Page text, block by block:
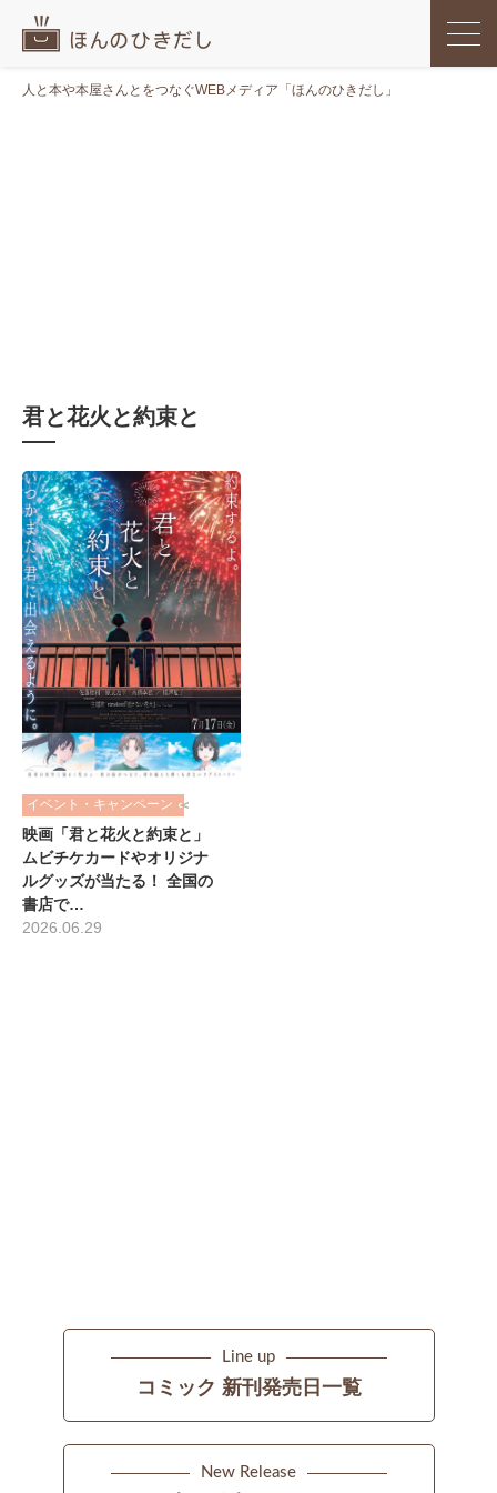
人と本や本屋さんとをつなぐWEBメディア「ほんのひきだし」
君と花火と約束と
イベント・キャンペーン
映画「君と花火と約束と」
ムビチケカードやオリジナ
ルグッズが当たる！ 全国の
書店で…
2026.06.29
Line up
コミック 新刊発売日一覧
New Release